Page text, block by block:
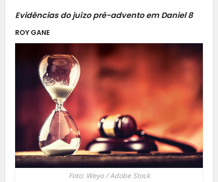
Evidências do juízo pré-advento em Daniel 8
ROY GANE
Foto: Weyo / Adobe Stock